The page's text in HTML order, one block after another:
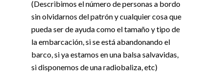
(Describimos el número de personas a bordo
sin olvidarnos del patrón y cualquier cosa que
pueda ser de ayuda como el tamaño y tipo de
la embarcación, si se está abandonando el
barco, si ya estamos en una balsa salvavidas,
si disponemos de una radiobaliza, etc)